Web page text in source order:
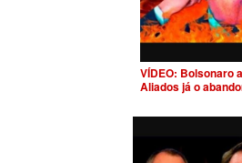
VÍDEO: Bolsonaro
Aliados já o